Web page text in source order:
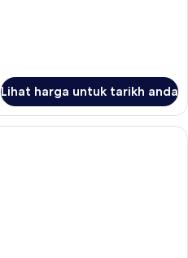
Lihat harga untuk tarikh anda
Junior Double Room | 1 bilik tidur,